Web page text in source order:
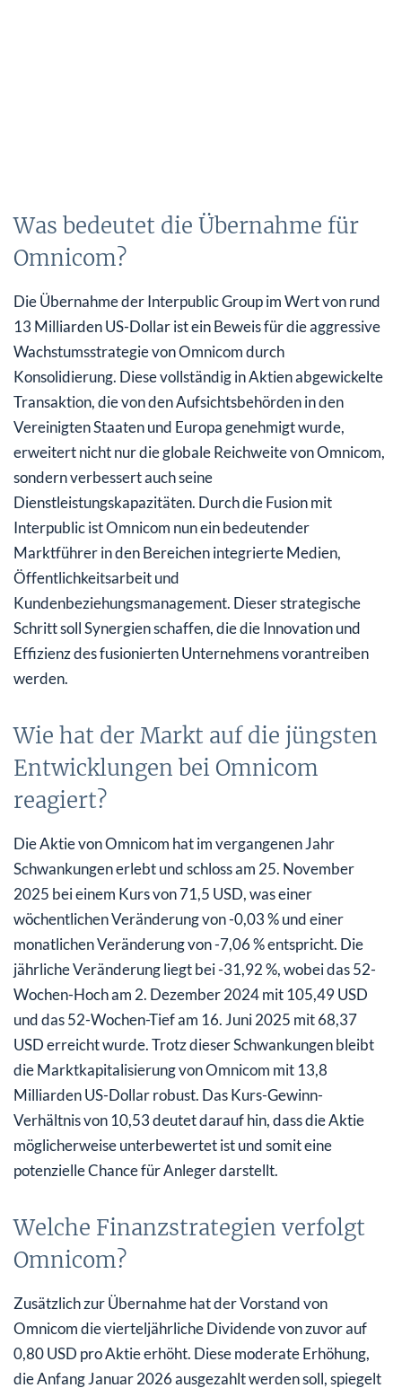
Was bedeutet die Übernahme für
Omnicom?
Die Übernahme der Interpublic Group im Wert von rund
13 Milliarden US-Dollar ist ein Beweis für die aggressive
Wachstumsstrategie von Omnicom durch
Konsolidierung. Diese vollständig in Aktien abgewickelte
Transaktion, die von den Aufsichtsbehörden in den
Vereinigten Staaten und Europa genehmigt wurde,
erweitert nicht nur die globale Reichweite von Omnicom,
sondern verbessert auch seine
Dienstleistungskapazitäten. Durch die Fusion mit
Interpublic ist Omnicom nun ein bedeutender
Marktführer in den Bereichen integrierte Medien,
Öffentlichkeitsarbeit und
Kundenbeziehungsmanagement. Dieser strategische
Schritt soll Synergien schaffen, die die Innovation und
Effizienz des fusionierten Unternehmens vorantreiben
werden.
Wie hat der Markt auf die jüngsten
Entwicklungen bei Omnicom
reagiert?
Die Aktie von Omnicom hat im vergangenen Jahr
Schwankungen erlebt und schloss am 25. November
2025 bei einem Kurs von 71,5 USD, was einer
wöchentlichen Veränderung von -0,03 % und einer
monatlichen Veränderung von -7,06 % entspricht. Die
jährliche Veränderung liegt bei -31,92 %, wobei das 52-
Wochen-Hoch am 2. Dezember 2024 mit 105,49 USD
und das 52-Wochen-Tief am 16. Juni 2025 mit 68,37
USD erreicht wurde. Trotz dieser Schwankungen bleibt
die Marktkapitalisierung von Omnicom mit 13,8
Milliarden US-Dollar robust. Das Kurs-Gewinn-
Verhältnis von 10,53 deutet darauf hin, dass die Aktie
möglicherweise unterbewertet ist und somit eine
potenzielle Chance für Anleger darstellt.
Welche Finanzstrategien verfolgt
Omnicom?
Zusätzlich zur Übernahme hat der Vorstand von
Omnicom die vierteljährliche Dividende von zuvor auf
0,80 USD pro Aktie erhöht. Diese moderate Erhöhung,
die Anfang Januar 2026 ausgezahlt werden soll, spiegelt